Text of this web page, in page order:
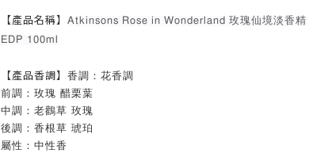
【產品名稱】
Atkinsons Rose in Wonderland 玫瑰仙境淡香精
EDP 100ml
【產品香調】 香調：花香調
前調：玫瑰 醋栗葉
中調：老鸛草 玫瑰
後調：香根草 琥珀
屬性：中性香